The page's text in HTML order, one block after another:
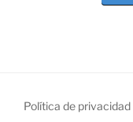
Política de privacidad